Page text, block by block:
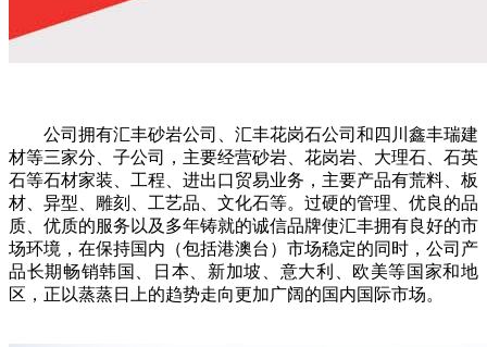
公司拥有汇丰砂岩公司、汇丰花岗石公司和四川鑫丰瑞建
材等三家分、子公司，主要经营砂岩、花岗岩、大理石、石英
石等石材家装、工程、进出口贸易业务，主要产品有荒料、板
材、异型、雕刻、工艺品、文化石等。过硬的管理、优良的品
质、优质的服务以及多年铸就的诚信品牌使汇丰拥有良好的市
场环境，在保持国内（包括港澳台）市场稳定的同时，公司产
品长期畅销韩国、日本、新加坡、意大利、欧美等国家和地
区，正以蒸蒸日上的趋势走向更加广阔的国内国际市场。